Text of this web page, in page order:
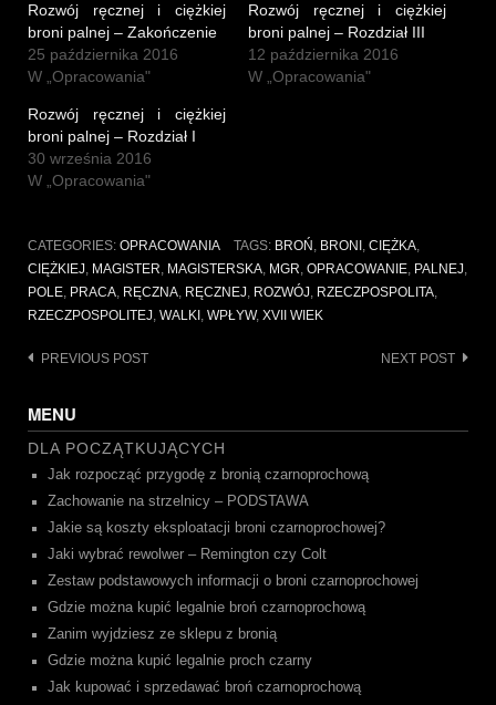
Rozwój ręcznej i ciężkiej
broni palnej – Zakończenie
25 października 2016
W „Opracowania"
Rozwój ręcznej i ciężkiej
broni palnej – Rozdział III
12 października 2016
W „Opracowania"
Rozwój ręcznej i ciężkiej
broni palnej – Rozdział I
30 września 2016
W „Opracowania"
CATEGORIES: OPRACOWANIA TAGS: BROŃ , BRONI , CIĘŻKA,
CIĘŻKIEJ, MAGISTER, MAGISTERSKA, MGR, OPRACOWANIE, PALNEJ,
POLE, PRACA, RĘCZNA, RĘCZNEJ, ROZWÓJ, RZECZPOSPOLITA,
RZECZPOSPOLITEJ, WALKI , WPŁYW, XVII WIEK
Post
PREVIOUS POST NEXT POST
MENU
DLA POCZĄTKUJĄCYCH
Jak rozpocząć przygodę z bronią czarnoprochową
Zachowanie na strzelnicy – PODSTAWA
Jakie są koszty eksploatacji broni czarnoprochowej?
Jaki wybrać rewolwer – Remington czy Colt
Zestaw podstawowych informacji o broni czarnoprochowej
Gdzie można kupić legalnie broń czarnoprochową
Zanim wyjdziesz ze sklepu z bronią
Gdzie można kupić legalnie proch czarny
Jak kupować i sprzedawać broń czarnoprochową